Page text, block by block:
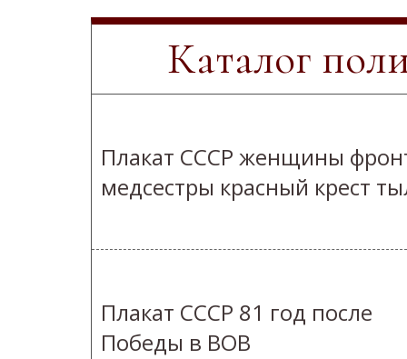
Каталог
Плакат СССР женщины
медсестры красный крест
Плакат СССР 81 год после
Победы в ВОВ